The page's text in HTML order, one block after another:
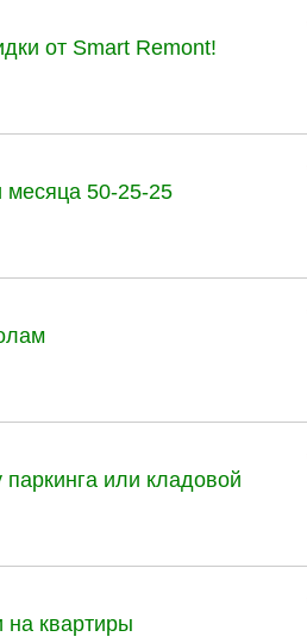
от Smart Remont!
месяца 50-25-25
паркинга или кладовой
на квартиры